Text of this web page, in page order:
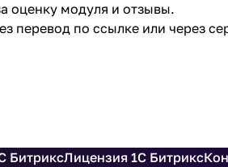
оценку модуля и отзывы.
перевод по ссылке или через
БитриксЛицензия 1С Битрикс